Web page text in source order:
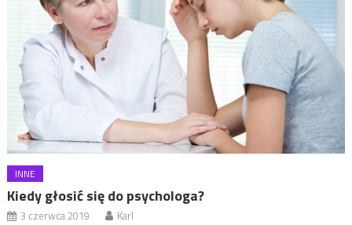
INNE
Kiedy głosić się do psychologa?
3 czerwca 2019 Karl